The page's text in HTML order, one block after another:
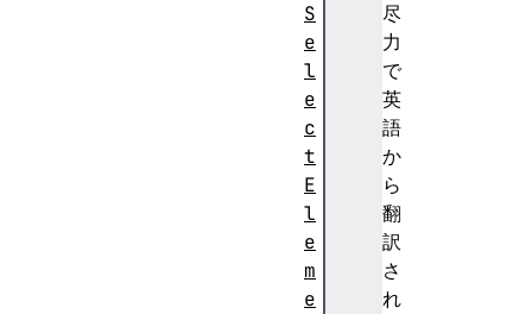
尽
力
で
英
語
か
ら
翻
訳
さ
れ
S
e
l
e
c
t
E
l
e
m
e